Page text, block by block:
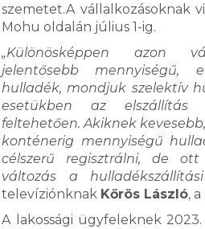
szemetet.A vállalkozásoknak
Mohu oldalán július 1-ig.
„Különösképpen azon
jelentősebb mennyiségű,
hulladék, mondjuk szelektív
esetükben az
feltehetően. Akiknek
konténerig mennyiségű
célszerű regisztrálni, de
változás a
televíziónknak Kőrös László,
A lakossági ügyfeleknek